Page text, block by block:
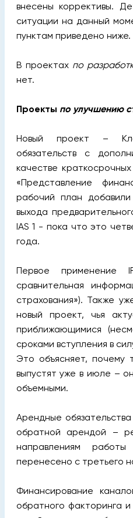
внесены коррективы.
ситуации на данный
пунктам приведено ниже.
В проектах по
нет.
Проекты по улучшению
Новый проект –
обязательств с
качестве
«Представление
рабочий план
выхода
IAS 1 - пока что это
года.
Первое
сравнительная
страхования»). Также
новый проект, чья
приближающимися
сроками вступления в
Это объясняет, почему
выпустят уже в июле –
объемными.
Арендные
обратной арендой –
направлениям
перенесено с третьего
Финансирование
обратного факторинга